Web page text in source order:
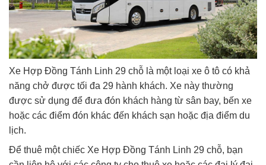
Xe Hợp Đồng Tánh Linh 29 chỗ là một loại xe ô tô có khả
năng chở được tối đa 29 hành khách. Xe này thường
được sử dụng để đưa đón khách hàng từ sân bay, bến xe
hoặc các điểm đón khác đến khách sạn hoặc địa điểm du
lịch.
Để thuê một chiếc Xe Hợp Đồng Tánh Linh 29 chỗ, bạn